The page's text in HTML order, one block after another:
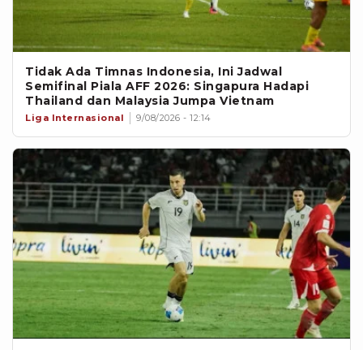
Tidak Ada Timnas Indonesia, Ini Jadwal
Semifinal Piala AFF 2026: Singapura Hadapi
Thailand dan Malaysia Jumpa Vietnam
Liga Internasional 9/08/2026 - 12:14